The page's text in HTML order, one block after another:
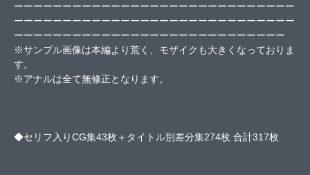
ーーーーーーーーーーーーーーーーーーーーーーーーーーーーー
ーーーーーーーーーーーーーーーーーーーーーーーーーーーーー
ーーーーーーーーーーーーーーーーーーーーーーーーーーーー
※サンプル画像は本編より荒く、モザイクも大きくなっておりま
す。
※アナルは全て無修正となります。
◆セリフ入りCG集43枚＋タイトル別差分集274枚 合計317枚